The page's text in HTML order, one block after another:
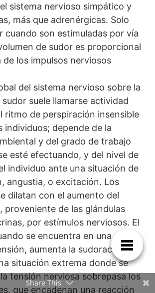
sistema nervioso simpático y
más que adrenérgicas. Solo
cuando son estimuladas por vía
de sudor es proporcional
de los impulsos nerviosos
del sistema nervioso sobre la
suele llamarse actividad
ritmo de perspiración insensible
individuos; depende de la
y del grado de trabajo
esté efectuando, y del nivel de
individuo ante una situación de
angustia, o excitación. Los
dilatan con el aumento del
proveniente de las glándulas
por estímulos nerviosos. El
se encuentra en una
aumenta la sudoración
situación extrema donde se
tensión nerviosa sobrepasa los
que encadenan una reacción
Share This